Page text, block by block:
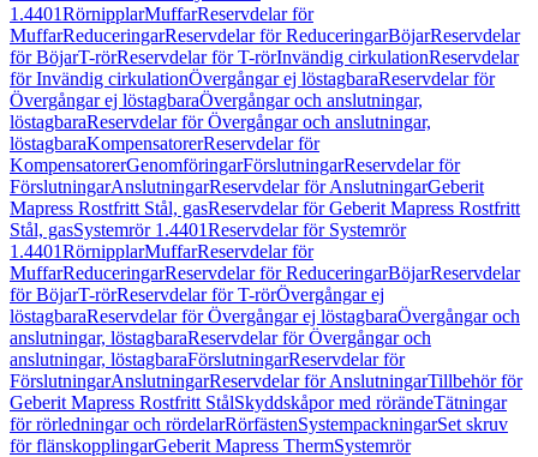
1.4401RörnipplarMuffarReservdelar för
MuffarReduceringarReservdelar för ReduceringarBöjarReservdelar
för BöjarT-rörReservdelar för T-rörInvändig cirkulationReservdelar
för Invändig cirkulationÖvergångar ej löstagbaraReservdelar för
Övergångar ej löstagbaraÖvergångar och anslutningar,
löstagbaraReservdelar för Övergångar och anslutningar,
löstagbaraKompensatorerReservdelar för
KompensatorerGenomföringarFörslutningarReservdelar för
FörslutningarAnslutningarReservdelar för AnslutningarGeberit
Mapress Rostfritt Stål, gasReservdelar för Geberit Mapress Rostfritt
Stål, gasSystemrör 1.4401Reservdelar för Systemrör
1.4401RörnipplarMuffarReservdelar för
MuffarReduceringarReservdelar för ReduceringarBöjarReservdelar
för BöjarT-rörReservdelar för T-rörÖvergångar ej
löstagbaraReservdelar för Övergångar ej löstagbaraÖvergångar och
anslutningar, löstagbaraReservdelar för Övergångar och
anslutningar, löstagbaraFörslutningarReservdelar för
FörslutningarAnslutningarReservdelar för AnslutningarTillbehör för
Geberit Mapress Rostfritt StålSkyddskåpor med rörändeTätningar
för rörledningar och rördelarRörfästenSystempackningarSet skruv
för flänskopplingarGeberit Mapress ThermSystemrör